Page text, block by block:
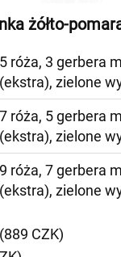
żółto-
5 róża, 3 gerbera
(ekstra), zielone
7 róża, 5 gerbera
(ekstra), zielone
9 róża, 7 gerbera
(ekstra), zielone
CZK)